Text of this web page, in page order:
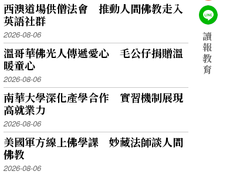
西澳道場供僧法會 推動人間佛教走入
英語社群
2026-08-06
溫哥華佛光人傳遞愛心 毛公仔捐贈溫
暖童心
2026-08-06
南華大學深化產學合作 實習機制展現
高就業力
2026-08-06
美國軍方線上佛學課 妙藏法師談人間
佛教
2026-08-06
讀
報
教
育